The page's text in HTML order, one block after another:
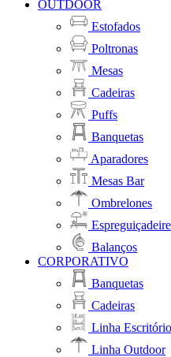
OUTDOOR
Estofados
Poltronas
Mesas
Cadeiras
Puffs
Banquetas
Aparadores
Mesas Bar
Ombrelones
Balanços
CORPORATIVO
Banquetas
Cadeiras
Linha Escritório
Linha Outdoor